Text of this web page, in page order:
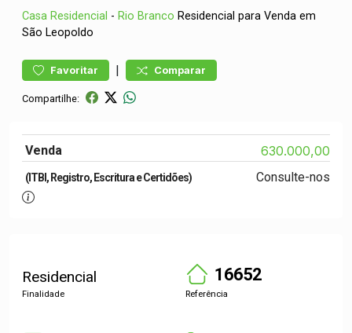
Casa Residencial - Rio Branco Residencial para Venda em
São Leopoldo
Favoritar | Comparar
Compartilhe:
Venda 630.000,00
(ITBI, Registro, Escritura e Certidões) Consulte-nos
Residencial
Finalidade
16652
Referência